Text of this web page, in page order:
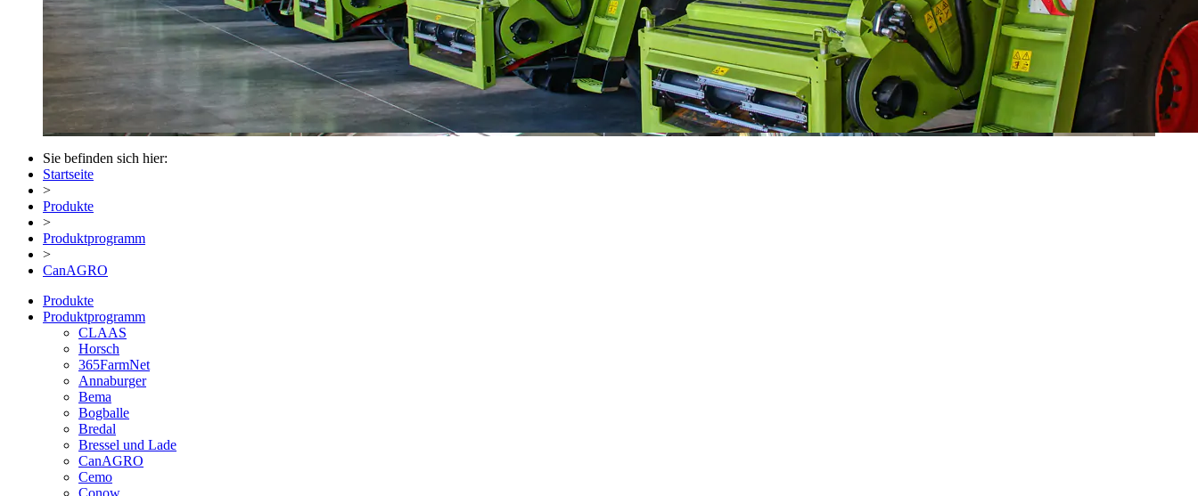
Sie befinden sich hier:
Startseite
>
Produkte
>
Produktprogramm
>
CanAGRO
Produkte
Produktprogramm
CLAAS
Horsch
365FarmNet
Annaburger
Bema
Bogballe
Bredal
Bressel und Lade
CanAGRO
Cemo
Conow